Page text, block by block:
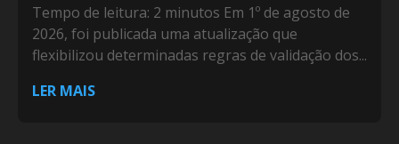
Tempo de leitura: 2 minutos Em 1º de agosto de
2026, foi publicada uma atualização que
flexibilizou determinadas regras de validação dos...
LER MAIS